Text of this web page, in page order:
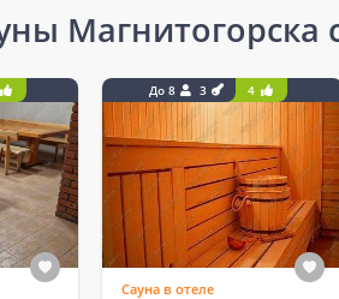
Магнитогорска
До 8 3 4
Сауна в отеле